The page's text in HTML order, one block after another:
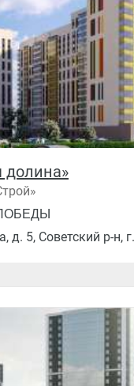
долина»
д. 5, Советский р-н,